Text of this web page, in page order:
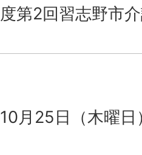
第2回習志野市
月25日（木曜